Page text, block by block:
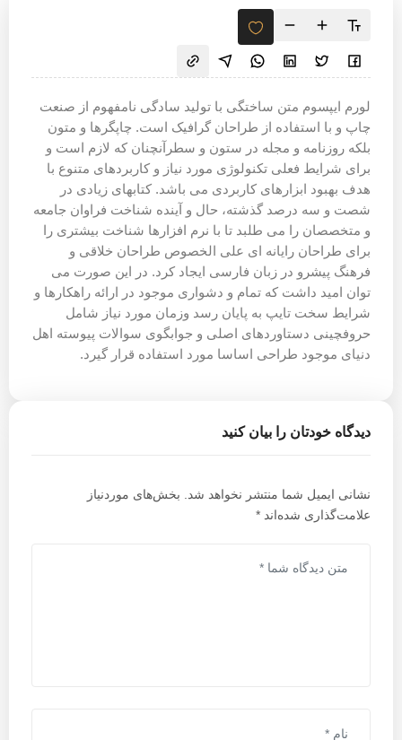
لورم ایپسوم متن ساختگی با تولید سادگی نامفهوم از صنعت
چاپ و با استفاده از طراحان گرافیک است. چاپگرها و متون
بلکه روزنامه و مجله در ستون و سطرآنچنان که لازم است و
برای شرایط فعلی تکنولوژی مورد نیاز و کاربردهای متنوع با
هدف بهبود ابزارهای کاربردی می باشد. کتابهای زیادی در
شصت و سه درصد گذشته، حال و آینده شناخت فراوان جامعه
و متخصصان را می طلبد تا با نرم افزارها شناخت بیشتری را
برای طراحان رایانه ای علی الخصوص طراحان خلاقی و
فرهنگ پیشرو در زبان فارسی ایجاد کرد. در این صورت می
توان امید داشت که تمام و دشواری موجود در ارائه راهکارها و
شرایط سخت تایپ به پایان رسد وزمان مورد نیاز شامل
حروفچینی دستاوردهای اصلی و جوابگوی سوالات پیوسته اهل
دنیای موجود طراحی اساسا مورد استفاده قرار گیرد.
دیدگاه خودتان را بیان کنید
نشانی ایمیل شما منتشر نخواهد شد.
بخش‌های موردنیاز
علامت‌گذاری شده‌اند *